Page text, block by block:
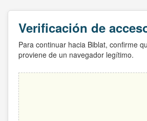
Verificación de
Para continuar hacia Biblat, confirme
proviene de un navegador legítimo.